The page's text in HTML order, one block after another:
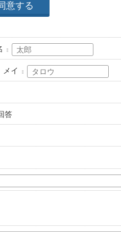
意する
メイ
答